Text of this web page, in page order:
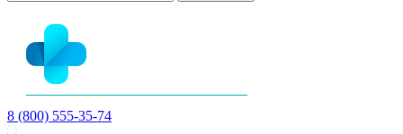
8 (800) 555-35-74